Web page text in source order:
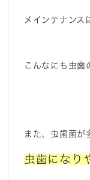
メインテナンス
こんなにも虫歯
また、虫歯菌が
虫歯にな